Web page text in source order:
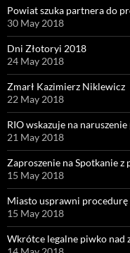
Powiat szuka partnera do
30 May 2018
Dni Złotoryi 2018
24 May 2018
Zmarł Kazimierz Niklewicz
22 May 2018
RIO wskazuje na
21 May 2018
Zaproszenie na Spotkanie
15 May 2018
Miasto usprawni procedurę
15 May 2018
Wkrótce legalne piwko nad